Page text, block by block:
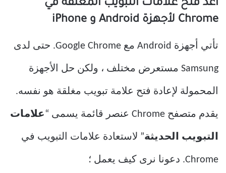
أعد فتح علامات التبويب المغلقة في
Chrome لأجهزة Android و iPhone
تأتي أجهزة Android مع Google Chrome. حتى لدى
Samsung مستعرض مختلف ، ولكن حل الأجهزة
المحمولة لإعادة فتح علامة تبويب مغلقة هو نفسه.
يقدم متصفح Chrome عنصر قائمة يسمى “ علامات
التبويب الحديثة” لاستعادة علامات التبويب في
Chrome. دعونا نرى كيف يعمل ؛